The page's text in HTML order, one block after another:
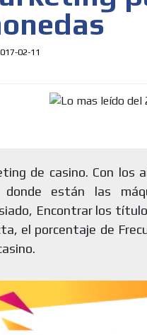
02-11
de casino. Con los
donde están las
Encontrar los
el porcentaje de